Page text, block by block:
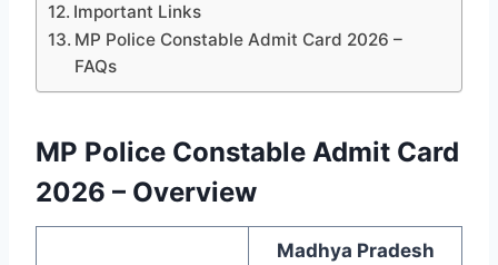
Important Links
MP Police Constable Admit Card 2026 –
FAQs
MP Police Constable Admit Card
2026 – Overview
Madhya Pradesh